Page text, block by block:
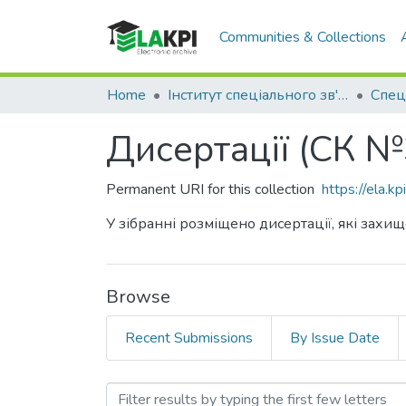
Communities & Collections
Home Інститут спеціального зв'язку та захисту інформації (ІСЗЗІ)
Дисертації (СК
Permanent URI for this collection https://
У зібранні розміщено дисертації, які
Browse
Recent Submissions By Issue Date
Browsing Дисертації